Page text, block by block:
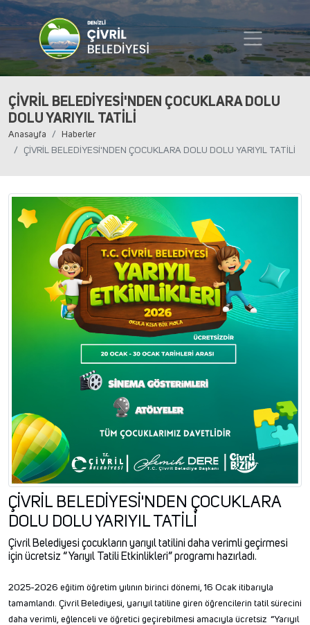
ÇİVRİL BELEDİYESİ'NDEN ÇOCUKLARA DOLU
DOLU YARIYIL TATİLİ
Anasayfa
Haberler
ÇİVRİL BELEDİYESİ'NDEN ÇOCUKLARA DOLU DOLU YARIYIL TATİLİ
ÇİVRİL BELEDİYESİ'NDEN ÇOCUKLARA
DOLU DOLU YARIYIL TATİLİ
Çivril Belediyesi çocukların yarıyıl tatilini daha verimli geçirmesi
için ücretsiz “ Yarıyıl Tatili Etkinlikleri” programı hazırladı.
2025-2026 eğitim öğretim yılının birinci dönemi, 16 Ocak itibarıyla
tamamlandı. Çivril Belediyesi, yarıyıl tatiline giren öğrencilerin tatil sürecini
daha verimli, eğlenceli ve öğretici geçirebilmesi amacıyla ücretsiz “Yarıyıl